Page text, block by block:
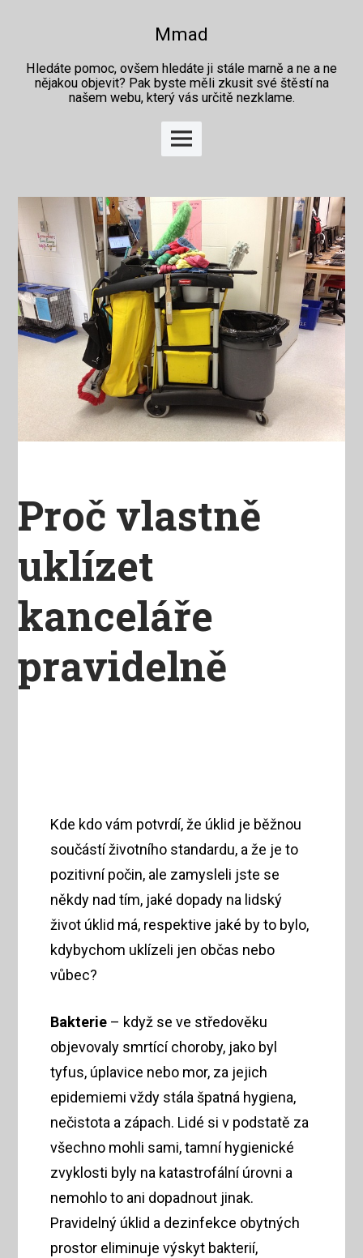
Mmad
Hledáte pomoc, ovšem hledáte ji stále marně a ne a ne
nějakou objevit? Pak byste měli zkusit své štěstí na
našem webu, který vás určitě nezklame.
Main
Menu
Proč vlastně
uklízet
kanceláře
pravidelně
Kde kdo vám potvrdí, že úklid je běžnou
součástí životního standardu, a že je to
pozitivní počin, ale zamysleli jste se
někdy nad tím, jaké dopady na lidský
život úklid má, respektive jaké by to bylo,
kdybychom uklízeli jen občas nebo
vůbec?
Bakterie – když se ve středověku
objevovaly smrtící choroby, jako byl
tyfus, úplavice nebo mor, za jejich
epidemiemi vždy stála špatná hygiena,
nečistota a zápach. Lidé si v podstatě za
všechno mohli sami, tamní hygienické
zvyklosti byly na katastrofální úrovni a
nemohlo to ani dopadnout jinak.
Pravidelný úklid a dezinfekce obytných
prostor eliminuje výskyt bakterií,